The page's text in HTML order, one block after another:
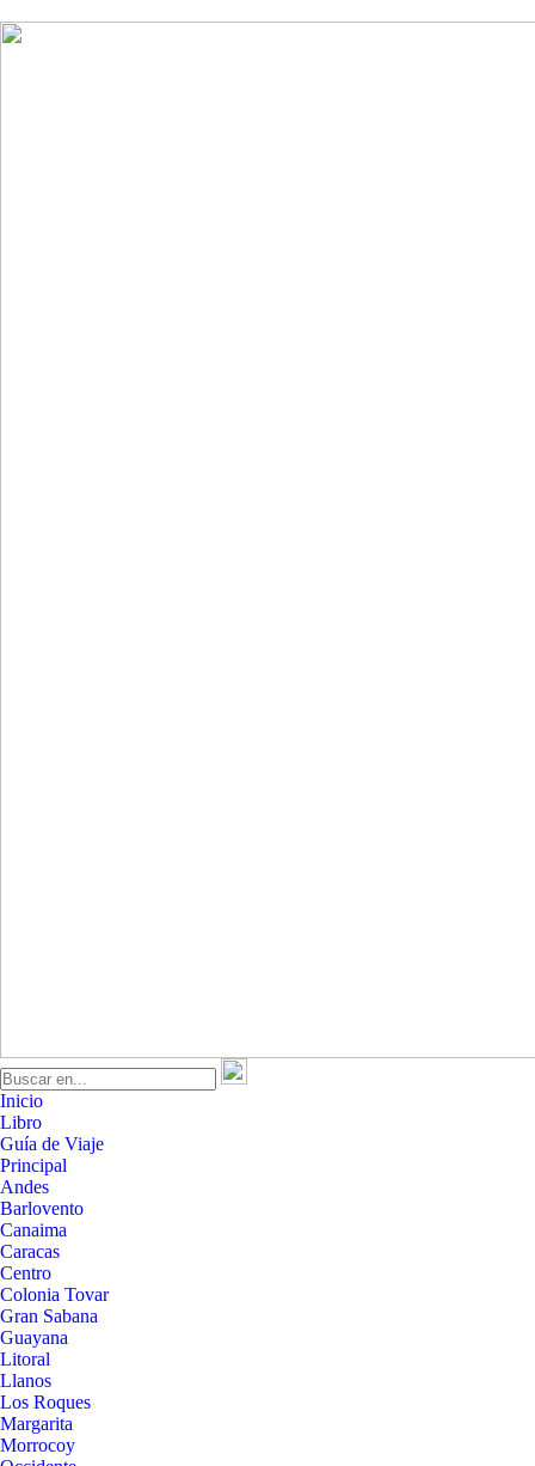
Inicio
Libro
Guía de Viaje
Principal
Andes
Barlovento
Canaima
Caracas
Centro
Colonia Tovar
Gran Sabana
Guayana
Litoral
Llanos
Los Roques
Margarita
Morrocoy